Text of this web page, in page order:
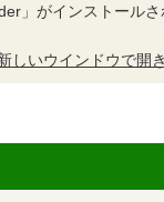
」がインストール
しいウインドウで開